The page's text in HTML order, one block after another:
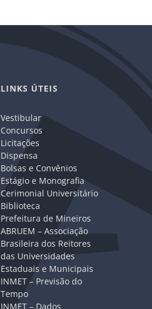
LINKS ÚTEIS
Vestibular
Concursos
Licitações
Dispensa
Bolsas e Convênios
Estágio e Monografia
Cerimonial Universitário
Biblioteca
Prefeitura de Mineiros
ABRUEM – Associação
Brasileira dos Reitores
das Universidades
Estaduais e Municipais
INMET – Previsão do
Tempo
INMET – Dados